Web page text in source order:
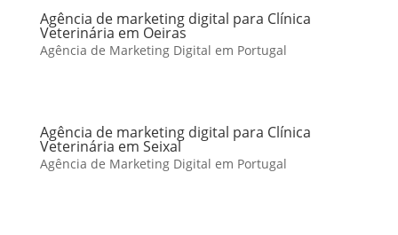
Agência de marketing digital para Clínica
Veterinária em Oeiras
Agência de Marketing Digital em Portugal
Agência de marketing digital para Clínica
Veterinária em Seixal
Agência de Marketing Digital em Portugal